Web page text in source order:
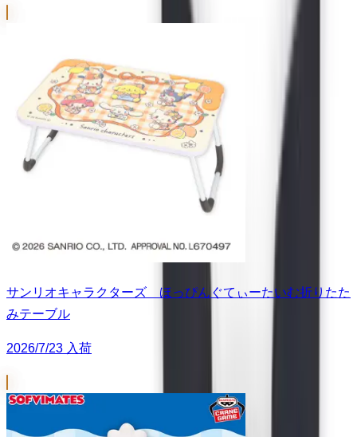
サンリオキャラクターズ ほっぴんぐてぃーたいむ折りたた
みテーブル
2026/7/23 入荷